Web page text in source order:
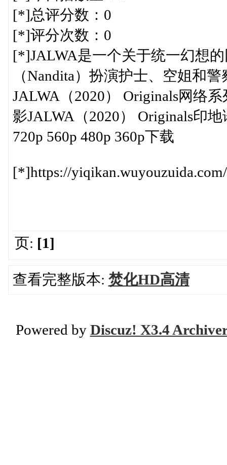
[*]总评分数：0
[*]评分次数：0
[*]JALWA是一个关于统一幻想
（Nandita）扮演护士、空姐和
JALWA（2020） Originals网络
影JALWA（2020） Originals印
720p 560p 480p 360p下载
[*]https://
页: [1]
查看完整版本: 焚化HD高清
Powered by Discuz! X3.4